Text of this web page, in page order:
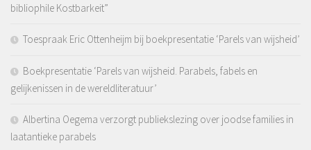
bibliophile Kostbarkeit”
Toespraak Eric Ottenheijm bij boekpresentatie ‘Parels van wijsheid’
Boekpresentatie ‘Parels van wijsheid. Parabels, fabels en
gelijkenissen in de wereldliteratuur’
Albertina Oegema verzorgt publiekslezing over joodse families in
laatantieke parabels